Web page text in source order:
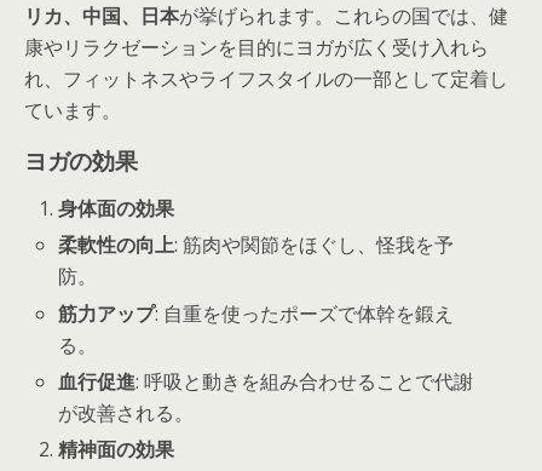
リカ、中国、日本が挙げられます。これらの国では、健
康やリラクゼーションを目的にヨガが広く受け入れら
れ、フィットネスやライフスタイルの一部として定着し
ています。
ヨガの効果
身体面の効果
柔軟性の向上: 筋肉や関節をほぐし、怪我を予
防。
筋力アップ: 自重を使ったポーズで体幹を鍛え
る。
血行促進: 呼吸と動きを組み合わせることで代謝
が改善される。
精神面の効果